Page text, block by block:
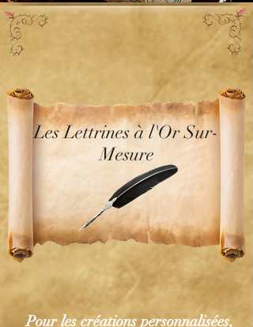
Les Lettrines à l'Or Sur-
Mesure
Pour les créations personnalisées,